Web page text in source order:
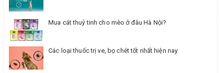
Mua cát thuỷ tinh cho mèo ở đâu Hà Nội?
Các loại thuốc trị ve, bọ chét tốt nhất hiện nay